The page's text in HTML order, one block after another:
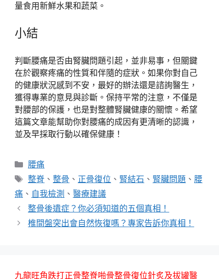
量食用新鮮水果和蔬菜。
小結
判斷腰痛是否由腎臟問題引起，並非易事，但關鍵
在於觀察疼痛的性質和伴隨的症狀。如果你對自己
的健康狀況感到不安，最好的辦法還是諮詢醫生，
獲得專業的意見與診斷。保持平常的注意，不僅是
對腰部的保護，也是對整體腎臟健康的關懷。希望
這篇文章能幫助你對腰痛的成因有更清晰的認識，
並及早採取行動以確保健康！
分
類
腰痛
標
籤
整脊 、整骨 、 正骨復位 、 腎結石 、 腎臟問題 、 腰
痛 、 自我檢測 、 醫療建議
整骨後遺症？你必須知道的五個真相！
椎間盤突出會自然恢復嗎？專家告訴你真相！
九龍旺角跌打正骨整脊啪骨整骨復位針炙及拔罐醫